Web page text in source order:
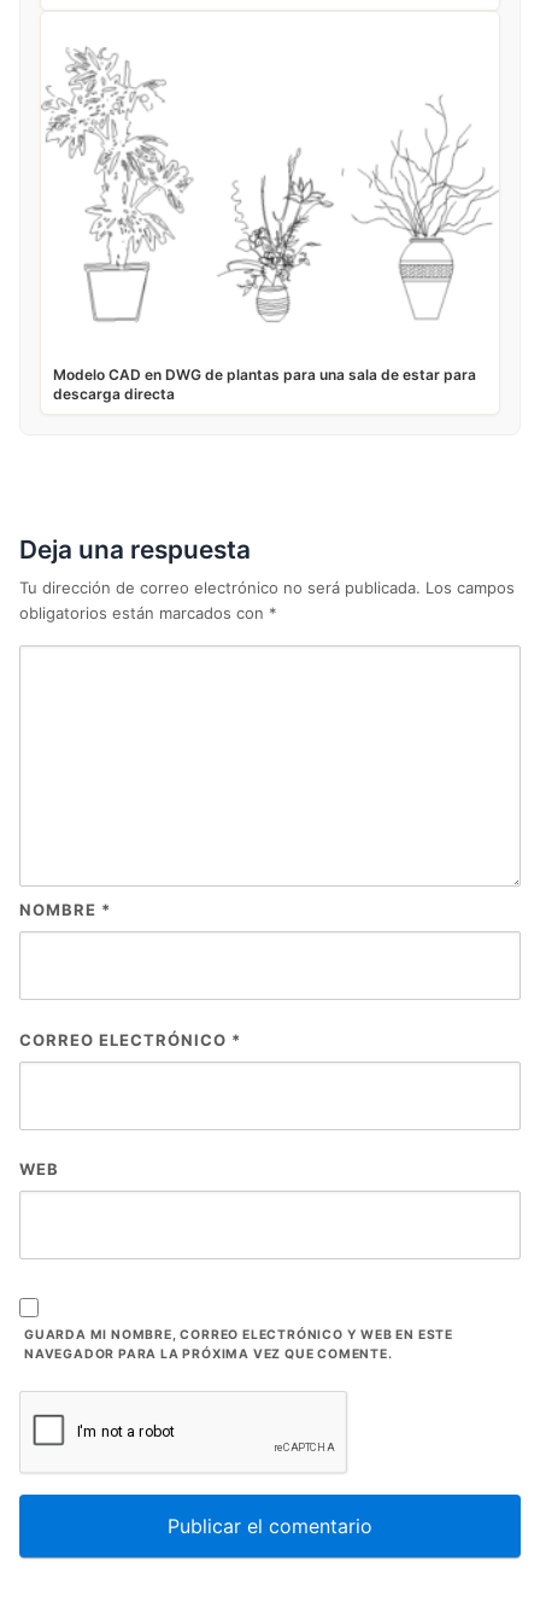
Modelo CAD en DWG de plantas para una sala de estar para
descarga directa
Deja una respuesta
Tu dirección de correo electrónico no será publicada. Los campos
obligatorios están marcados con *
NOMBRE *
CORREO ELECTRÓNICO *
WEB
GUARDA MI NOMBRE, CORREO ELECTRÓNICO Y WEB EN ESTE
NAVEGADOR PARA LA PRÓXIMA VEZ QUE COMENTE.